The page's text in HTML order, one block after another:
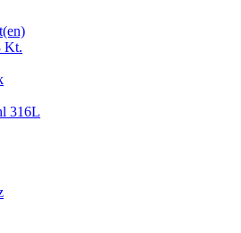
Kt.
316L